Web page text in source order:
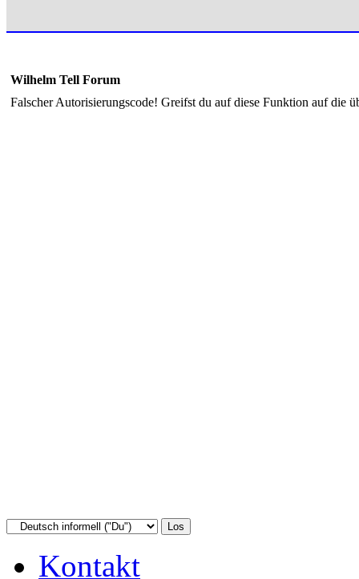
Wilhelm Tell Forum
Falscher Autorisierungscode! Greifst du auf diese Funktion auf die
Kontakt